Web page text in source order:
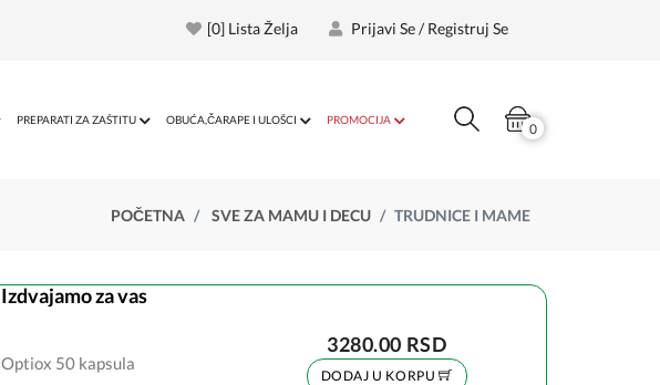
[0] Lista Želja Prijavi Se / Registruj Se
PREPARATI ZA ZAŠTITU OBUĆA,ČARAPE I ULOŠCI PROMOCIJA
0
POČETNA SVE ZA MAMU I DECU TRUDNICE I MAME
Izdvajamo za vas
Optiox 50 kapsula
3280.00 RSD
DODAJ U KORPU